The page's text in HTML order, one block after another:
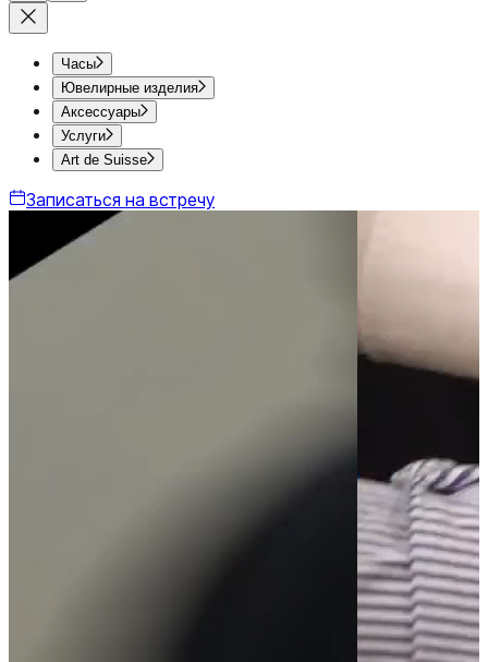
Часы
Ювелирные изделия
Аксессуары
Услуги
Art de Suisse
Записаться на встречу